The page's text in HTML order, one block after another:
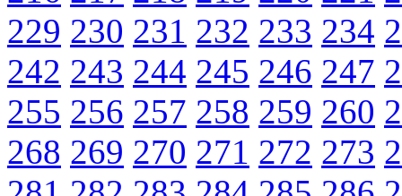
229 230 231 232 233 234
242 243 244 245 246 247
255 256 257 258 259 260
268 269 270 271 272 273